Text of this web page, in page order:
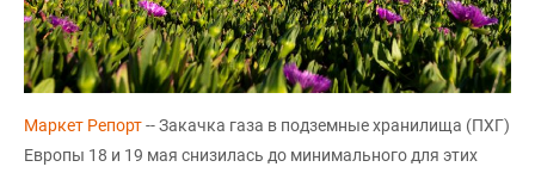
Маркет Репорт-- Закачка газа в подземные хранилища (ПХГ)
Европы 18 и 19 мая снизилась до минимального для этих